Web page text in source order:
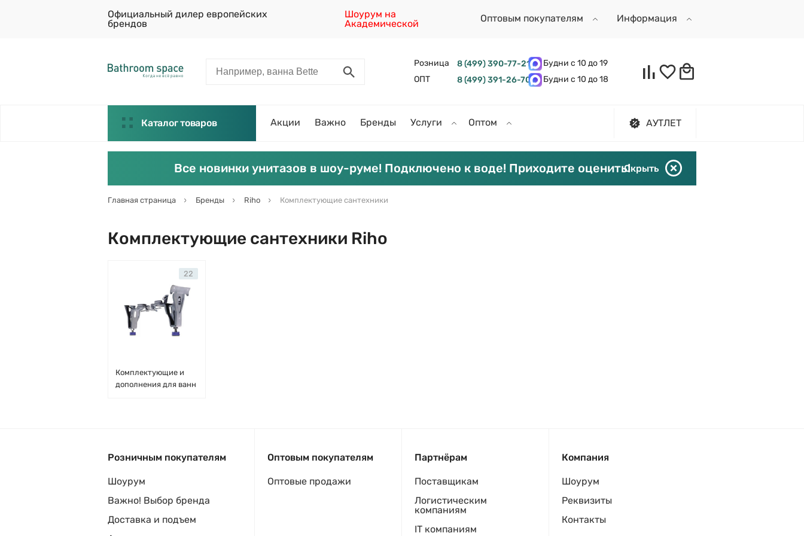
Официальный дилер европейских
брендов
Шоурум на
Академической
Оптовым покупателям Информация
Розница 8 (499) 390-77-21
Будни с 10 до 19
ОПТ
8 (499) 391-26-70 Будни с 10 до 18
Каталог товаров Акции Важно Бренды Услуги Оптом АУТЛЕТ
Все новинки унитазов в шоу-руме! Подключено к воде! Приходите оценить!Скрыть
Главная страница Бренды Riho Комплектующие сантехники
Комплектующие сантехники Riho
Комплектующие и
дополнения для ванн
22
Розничным покупателям
Шоурум
Важно! Выбор бренда
Доставка и подъем
Оптовым покупателям
Оптовые продажи
Партнёрам
Поставщикам
Логистическим
компаниям
IT компаниям
Компания
Шоурум
Реквизиты
Контакты